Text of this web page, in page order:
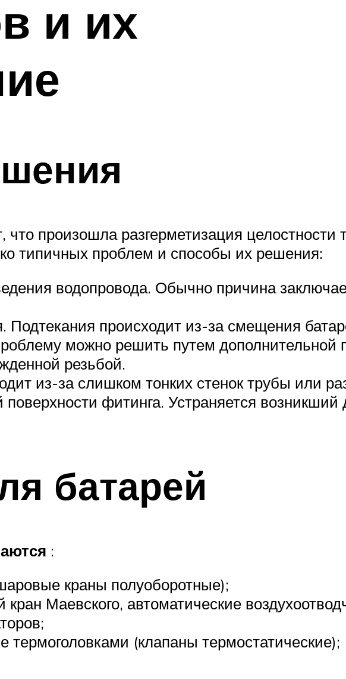
и их
произошла разгерметизация целостности
типичных проблем и способы их решения:
водопровода. Обычно причина
Подтекания происходит из-за смещения
можно решить путем дополнительной
резьбой.
из-за слишком тонких стенок трубы или
фитинга. Устраняется возникший
батарей
:
краны полуоборотные);
Маевского, автоматические
(клапаны термостатические);